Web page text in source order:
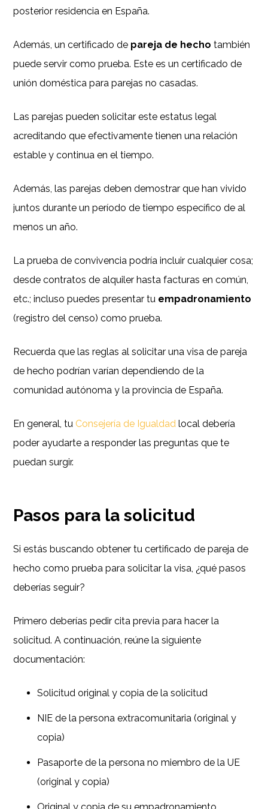
posterior residencia en España.
Además, un certificado de pareja de hecho también
puede servir como prueba. Este es un certificado de
unión doméstica para parejas no casadas.
Las parejas pueden solicitar este estatus legal
acreditando que efectivamente tienen una relación
estable y continua en el tiempo.
Además, las parejas deben demostrar que han vivido
juntos durante un período de tiempo específico de al
menos un año.
La prueba de convivencia podría incluir cualquier cosa;
desde contratos de alquiler hasta facturas en común,
etc.; incluso puedes presentar tu empadronamiento
(registro del censo) como prueba.
Recuerda que las reglas al solicitar una visa de pareja
de hecho podrían varían dependiendo de la
comunidad autónoma y la provincia de España.
En general, tu Consejería de Igualdad local debería
poder ayudarte a responder las preguntas que te
puedan surgir.
Pasos para la solicitud
Si estás buscando obtener tu certificado de pareja de
hecho como prueba para solicitar la visa, ¿qué pasos
deberías seguir?
Primero deberías pedir cita previa para hacer la
solicitud. A continuación, reúne la siguiente
documentación:
Solicitud original y copia de la solicitud
NIE de la persona extracomunitaria (original y
copia)
Pasaporte de la persona no miembro de la UE
(original y copia)